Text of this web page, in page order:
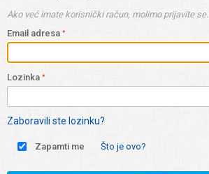
Ako već imate korisnički račun, molimo prijavite se.
Email adresa
Lozinka
Zaboravili ste lozinku?
Zapamti me Što je ovo?